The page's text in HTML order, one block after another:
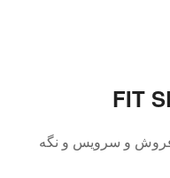
فروش و سرویس و نگه